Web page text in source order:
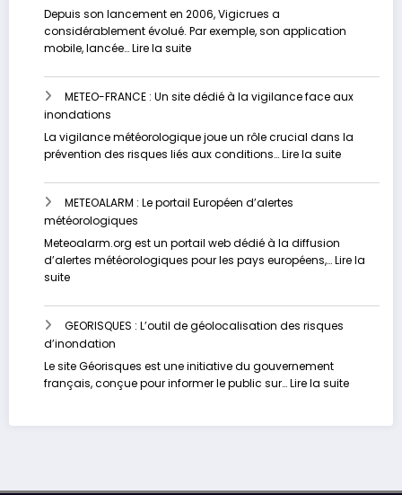
du
phénomène
météorologique
Depuis son lancement en 2006, Vigicrues a
considérablement évolué. Par exemple, son application
mobile, lancée…Lire la suite:
:
Contrôlez
risque
d’inondation
temps
réel
METEO-FRANCE : Un site dédié à la vigilance face aux
inondations
La vigilance météorologique joue un rôle crucial dans la
prévention des risques liés aux conditions…Lire la suite:
FRANCE
dédié
vigilance
face
METEOALARM : Le portail Européen d’alertes
météorologiques
Meteoalarm.org est un portail web dédié à la diffusion
d’alertes météorologiques pour les pays européens,…Lire la
suite:
:
Le
portail
Européen
d’alertes
GEORISQUES : L’outil de géolocalisation des risques
d’inondation
Le site Géorisques est une initiative du gouvernement
français, conçue pour informer le public sur…Lire la suite: